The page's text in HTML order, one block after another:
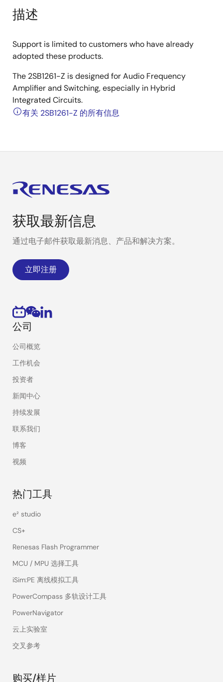
描述
Support is limited to customers who have already
adopted these products.
The 2SB1261-Z is designed for Audio Frequency
Amplifier and Switching, especially in Hybrid
Integrated Circuits.
有关 2SB1261-Z 的所有信息
获取最新信息
通过电子邮件获取最新消息、产品和解决方案。
立即注册
公司
公司概览
工作机会
投资者
新闻中心
持续发展
联系我们
博客
视频
热门工具
e² studio
CS+
Renesas Flash Programmer
MCU / MPU 选择工具
iSim:PE 离线模拟工具
PowerCompass 多轨设计工具
PowerNavigator
云上实验室
交叉参考
购买/样片